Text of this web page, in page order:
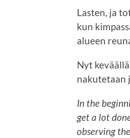
Lasten, ja
kun
alueen
Nyt
nakutetaan
In the
get a lot
observing